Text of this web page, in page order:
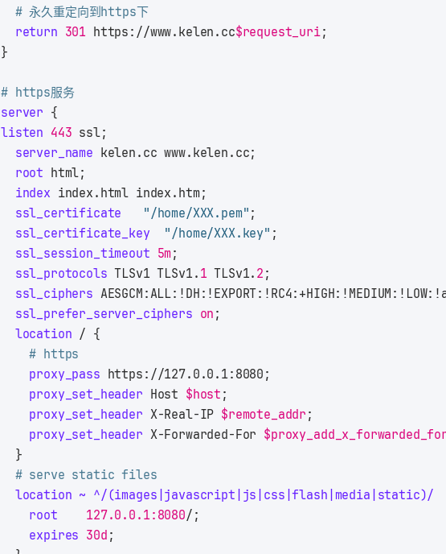
# 永久重定向到https下
return 301 https://www.kelen.cc$request_uri;
}
# https服务
server {
listen 443 ssl;
server_name kelen.cc www.kelen.cc;
root html;
index index.html index.htm;
ssl_certificate
"/home/XXX.pem" ;
ssl_certificate_key
"/home/XXX.key" ;
ssl_session_timeout 5m;
ssl_protocols TLSv1 TLSv1. 1 TLSv1. 2 ;
ssl_ciphers
ssl_prefer_server_ciphers on ;
location / {
# https
proxy_pass https://127.0.0.1:8080;
proxy_set_header Host $host ;
proxy_set_header X-Real-IP $remote_addr ;
proxy_set_header X-Forwarded-For
  }
# serve static files
location ~ ^/(images|javascript|js|css|flash|media|static)/
root
127.0.0.1:8080/;
expires 30d ;